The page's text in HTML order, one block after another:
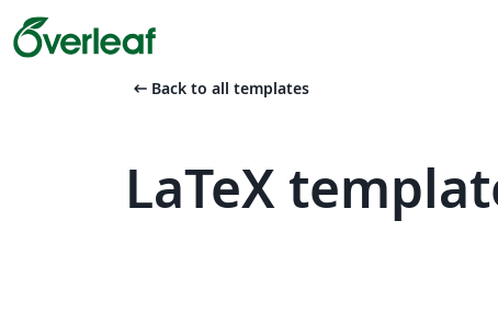
arrow_left_alt Back to all templates
LaTeX